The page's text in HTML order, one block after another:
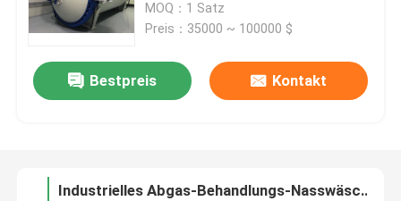
Produkte
Videos
Werksbesichtigung
MOQ：1 Satz
Preis：35000 ~ 100000 $
Bestpreis Kontakt
Industrielles Abgas-Behandlungs-Nasswäscher-Reinigungs-Spray-Turm CER ASME